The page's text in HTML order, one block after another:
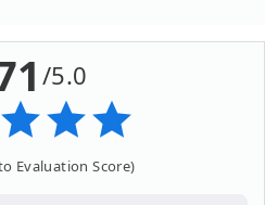
/5.0
Evaluation Score)